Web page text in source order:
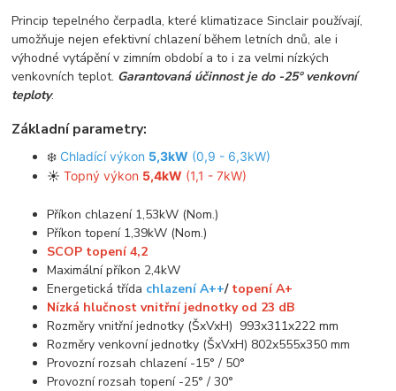
Princip tepelného čerpadla, které klimatizace Sinclair používají,
umožňuje nejen efektivní chlazení během letních dnů, ale i
výhodné vytápění v zimním období a to i za velmi nízkých
venkovních teplot. Garantovaná účinnost je do -25° venkovní
teploty.
Základní parametry:
❄️ Chladící výkon 5,3kW (0,9 - 6,3kW)
☀️Topný výkon 5,4kW (1,1 - 7kW)
Příkon chlazení 1,53kW (Nom.)
Příkon topení 1,39kW (Nom.)
SCOP topení 4,2
Maximální příkon 2,4kW
Energetická třída chlazení A++/ topení A+
Nízká hlučnost vnitřní jednotky od 23 dB
Rozměry vnitřní jednotky (ŠxVxH) 993x311x222 mm
Rozměry venkovní jednotky (ŠxVxH) 802x555x350 mm
Provozní rozsah chlazení -15° / 50°
Provozní rozsah topení -25° / 30°